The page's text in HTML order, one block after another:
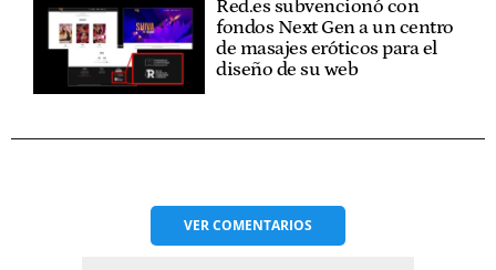
Red.es subvencionó con
fondos Next Gen a un centro
de masajes eróticos para el
diseño de su web
VERCOMENTARIOS